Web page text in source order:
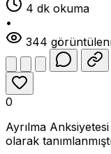
4 dk okuma
•
344
0
Ayrılma
olarak